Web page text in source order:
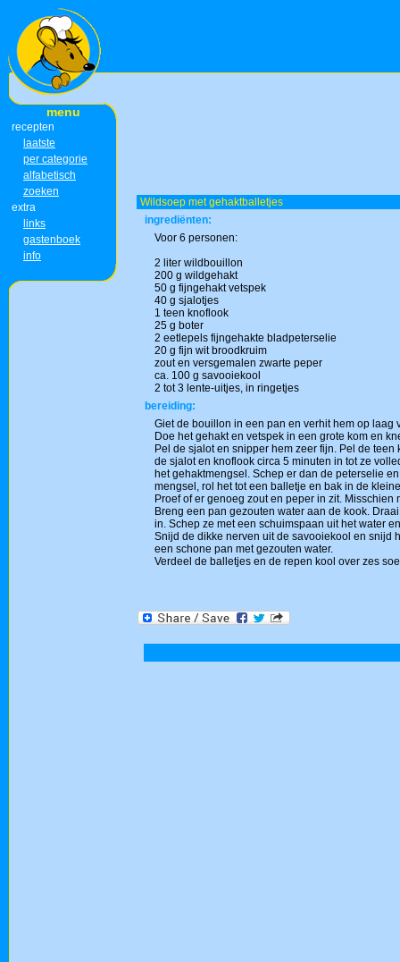
menu
recepten
laatste
per categorie
alfabetisch
zoeken
extra
links
gastenboek
info
Wildsoep met gehaktballetjes
ingrediënten:
Voor 6 personen:
2 liter wildbouillon
200 g wildgehakt
50 g fijngehakt vetspek
40 g sjalotjes
1 teen knoflook
25 g boter
2 eetlepels fijngehakte bladpeterselie
20 g fijn wit broodkruim
zout en versgemalen zwarte peper
ca. 100 g savooiekool
2 tot 3 lente-uitjes, in ringetjes
bereiding:
Giet de bouillon in een pan en verhit hem op laag
Doe het gehakt en vetspek in een grote kom en
Pel de sjalot en snipper hem zeer fijn. Pel de
de sjalot en knoflook circa 5 minuten in tot ze
het gehaktmengsel. Schep er dan de peterselie
mengsel, rol het tot een balletje en bak in de
Proef of er genoeg zout en peper in zit.
Breng een pan gezouten water aan de kook.
in. Schep ze met een schuimspaan uit het water
Snijd de dikke nerven uit de savooiekool en snijd
een schone pan met gezouten water.
Verdeel de balletjes en de repen kool over zes